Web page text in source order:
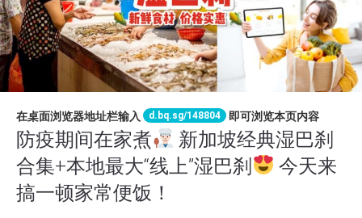
在桌面浏览器地址栏输入 d.bq.sg/148804 即可浏览本页内容
防疫期间在家煮
新加坡经典湿巴刹
合集+本地最大“线上”湿巴刹
今天来
搞一顿家常便饭！